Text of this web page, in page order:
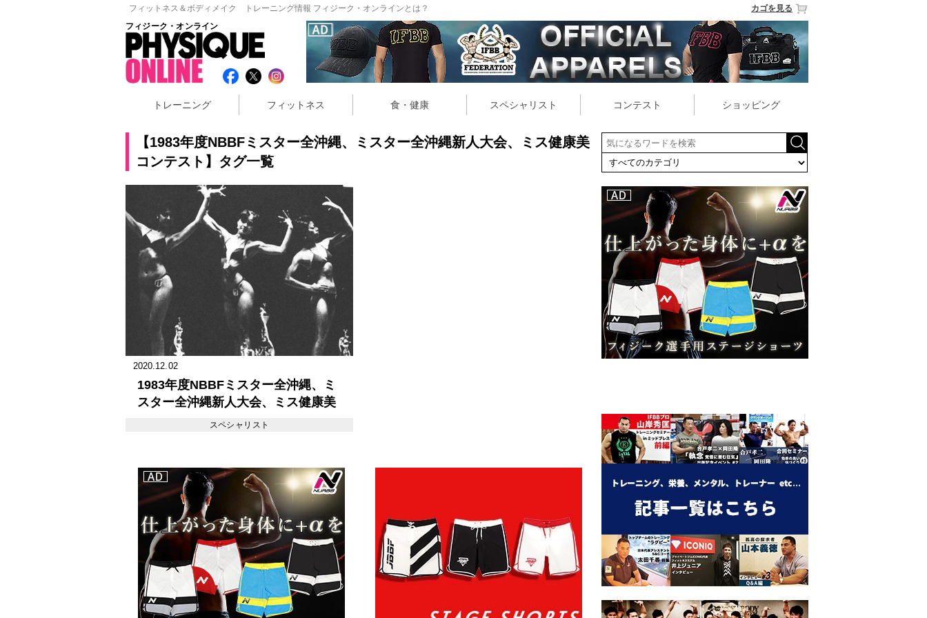
フィットネス＆ボディメイク トレーニング情報 フィジーク・オンラインとは？
カゴを見る
フィジーク・オンライン
トレーニング フィットネス 食・健康 スペシャリスト コンテスト ショッピング
【1983年度NBBFミスター全沖縄、ミスター全沖縄新人大会、ミス健康美
コンテスト】タグ一覧
2020.12.02
1983年度NBBFミスター全沖縄、ミ
スター全沖縄新人大会、ミス健康美
スペシャリスト